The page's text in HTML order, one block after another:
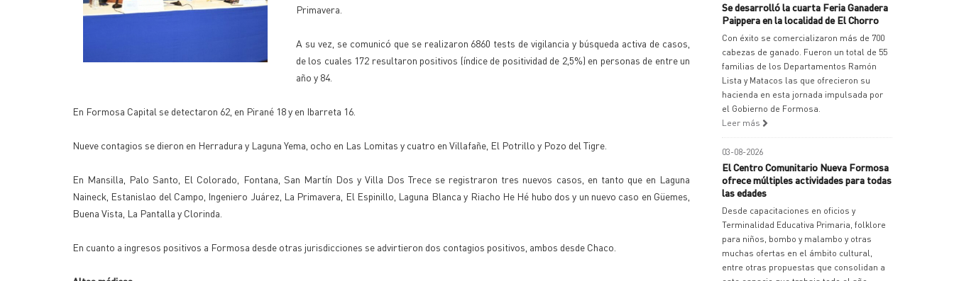
Primavera.
A su vez, se comunicó que se realizaron 6860 tests de vigilancia y búsqueda activa de casos,
de los cuales 172 resultaron positivos (índice de positividad de 2,5%) en personas de entre un
año y 84.
En Formosa Capital se detectaron 62, en Pirané 18 y en Ibarreta 16.
Nueve contagios se dieron en Herradura y Laguna Yema, ocho en Las Lomitas y cuatro en Villafañe, El Potrillo y Pozo del Tigre.
En Mansilla, Palo Santo, El Colorado, Fontana, San Martín Dos y Villa Dos Trece se registraron tres nuevos casos, en tanto que en Laguna
Naineck, Estanislao del Campo, Ingeniero Juárez, La Primavera, El Espinillo, Laguna Blanca y Riacho He Hé hubo dos y un nuevo caso en Güemes,
Buena Vista, La Pantalla y Clorinda.
En cuanto a ingresos positivos a Formosa desde otras jurisdicciones se advirtieron dos contagios positivos, ambos desde Chaco.
Se desarrolló la cuarta Feria Ganadera
Paippera en la localidad de El Chorro
Con éxito se comercializaron más de 700
cabezas de ganado. Fueron un total de 55
familias de los Departamentos Ramón
Lista y Matacos las que ofrecieron su
hacienda en esta jornada impulsada por
el Gobierno de Formosa.
Leer más
03-08-2026
El Centro Comunitario Nueva Formosa
ofrece múltiples actividades para todas
las edades
Desde capacitaciones en oficios y
Terminalidad Educativa Primaria, folklore
para niños, bombo y malambo y otras
muchas ofertas en el ámbito cultural,
entre otras propuestas que consolidan a